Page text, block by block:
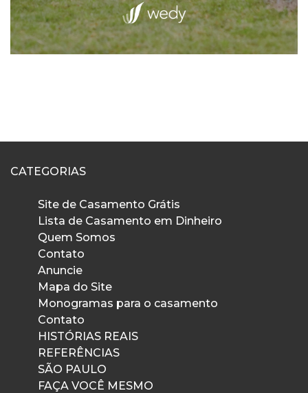
CATEGORIAS
Site de Casamento Grátis
Lista de Casamento em Dinheiro
Quem Somos
Contato
Anuncie
Mapa do Site
Monogramas para o casamento
Contato
HISTÓRIAS REAIS
REFERÊNCIAS
SÃO PAULO
FAÇA VOCÊ MESMO